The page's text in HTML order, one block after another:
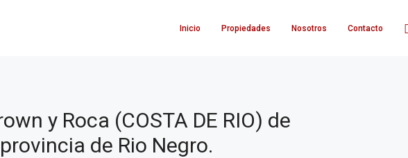
Inicio Propiedades Nosotros Contacto
y Roca (COSTA DE RIO) de
de Rio Negro.